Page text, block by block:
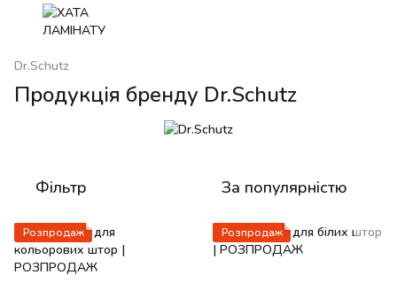
Dr.Schutz
Продукція бренду Dr.Schutz
Фільтр За популярністю
Розпродаж Розпродаж